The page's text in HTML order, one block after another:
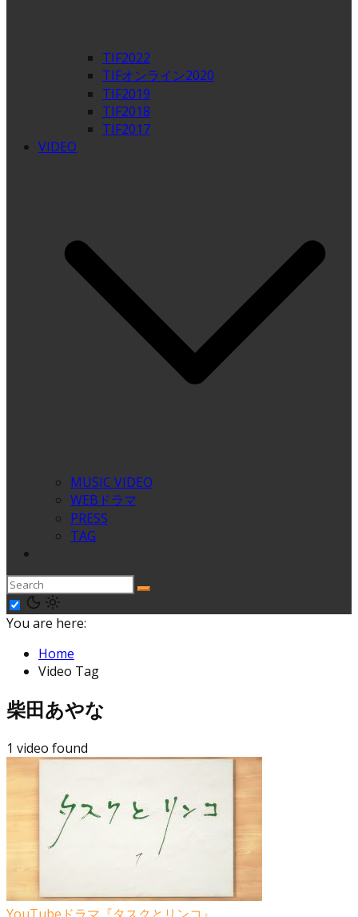
TIF2022
TIFオンライン2020
TIF2019
TIF2018
TIF2017
VIDEO
MUSIC VIDEO
WEBドラマ
PRESS
TAG
You are here:
Home
Video Tag
柴田あやな
1 video found